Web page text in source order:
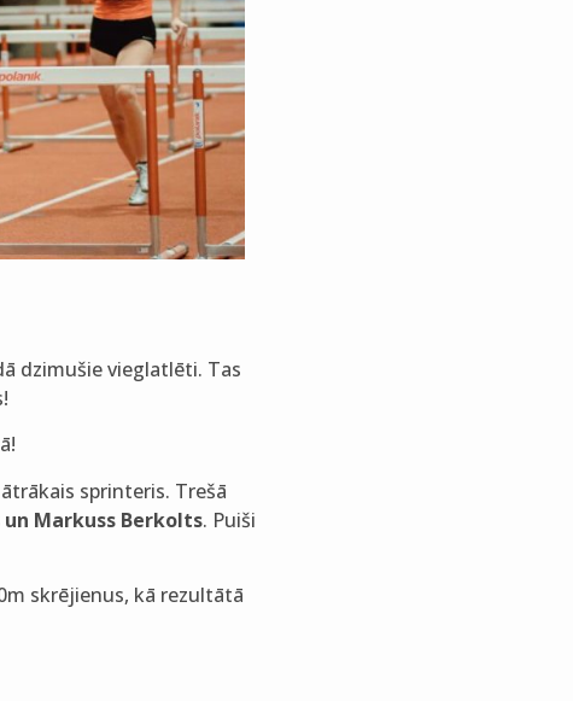
dzimušie vieglatlēti. Tas
sprinteris. Trešā
Markuss Berkolts. Puiši
skrējienus, kā rezultātā